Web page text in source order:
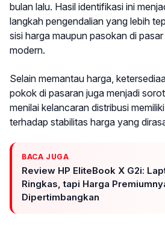
bulan lalu. Hasil identifikasi ini
langkah pengendalian yang lebih
sisi harga maupun pasokan di
modern.
Selain memantau harga,
pokok di pasaran juga menjadi
menilai kelancaran distribusi
terhadap stabilitas harga yang
BACA JUGA
Review HP EliteBook X G2i:
Ringkas, tapi Harga
Dipertimbangkan